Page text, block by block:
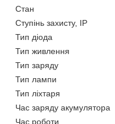
Стан
Ступінь захисту, IP
Тип діода
Тип живлення
Тип заряду
Тип лампи
Тип ліхтаря
Час заряду акумулятора
Час роботи